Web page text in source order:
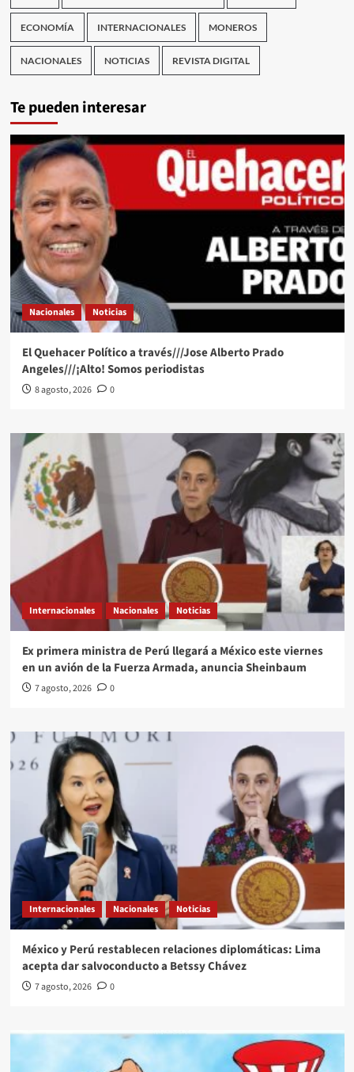
ECONOMÍA INTERNACIONALES MONEROS
NACIONALES NOTICIAS REVISTA DIGITAL
Te pueden interesar
Nacionales Noticias
El Quehacer Político a través///Jose Alberto Prado
Angeles///¡Alto! Somos periodistas
8 agosto, 2026 0
Internacionales Nacionales Noticias
Ex primera ministra de Perú llegará a México este viernes
en un avión de la Fuerza Armada, anuncia Sheinbaum
7 agosto, 2026 0
Internacionales Nacionales Noticias
México y Perú restablecen relaciones diplomáticas: Lima
acepta dar salvoconducto a Betssy Chávez
7 agosto, 2026 0